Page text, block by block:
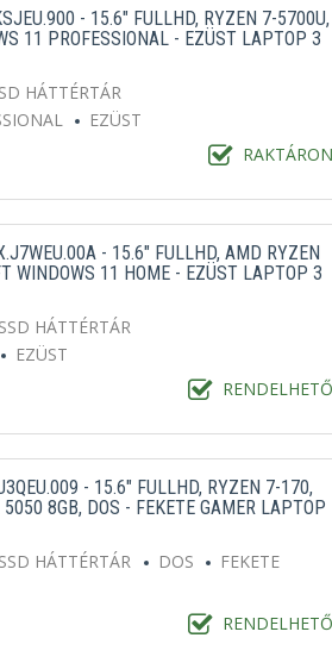
- 15.6" FULLHD, RYZEN 7-5700U,
11 PROFESSIONAL - EZÜST LAPTOP 3
HÁTTÉRTÁR
EZÜST
RAKTÁRON
- 15.6" FULLHD, AMD RYZEN
WINDOWS 11 HOME - EZÜST LAPTOP 3
SSD HÁTTÉRTÁR
EZÜST
RENDELHETŐ
- 15.6" FULLHD, RYZEN 7-170,
8GB, DOS - FEKETE GAMER LAPTOP
SSD HÁTTÉRTÁR DOS FEKETE
RENDELHETŐ